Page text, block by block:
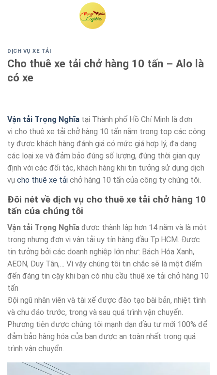
DỊCH VỤ XE TẢI
Cho thuê xe tải chở hàng 10 tấn – Alo là
có xe
Vận tải Trọng Nghĩa tại Thành phố Hồ Chí Minh là đơn
vị cho thuê xe tải chở hàng 10 tấn nằm trong top các công
ty được khách hàng đánh giá có mức giá hợp lý, đa dạng
các loại xe và đảm bảo đúng số lượng, đúng thời gian quy
định với các đối tác, khách hàng khi tin tưởng sử dụng dịch
vụ cho thuê xe tải chở hàng 10 tấn của công ty chúng tôi.
Đôi nét về dịch vụ cho thuê xe tải chở hàng 10
tấn của chúng tôi
Vận tải Trọng Nghĩa được thành lập hơn 14 năm và là một
trong nhưng đơn vị vận tải uy tín hàng đầu Tp.HCM. Được
tin tưởng bởi các doanh nghiệp lớn như: Bách Hóa Xanh,
AEON, Duy Tân,… Vì vậy chúng tôi tin chắc sẽ là một điểm
đến đáng tin cậy khi bạn có nhu cầu thuê xe tải chở hàng 10
tấn
Đội ngũ nhân viên và tài xế được đào tạo bài bản, nhiệt tình
và chu đáo trước, trong và sau quá trình vận chuyển.
Phương tiện được chúng tôi mạnh dạn đầu tư mới 100% để
đảm bảo hàng hóa của bạn được an toàn nhất trong quá
trình vận chuyển.